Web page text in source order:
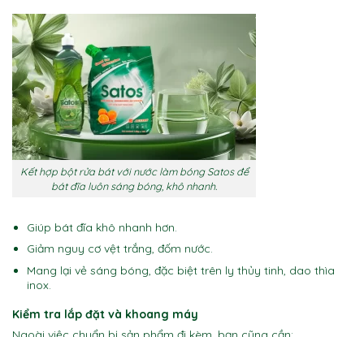
Kết hợp bột rửa bát với nước làm bóng Satos để
bát đĩa luôn sáng bóng, khô nhanh.
Giúp bát đĩa khô nhanh hơn.
Giảm nguy cơ vệt trắng, đốm nước.
Mang lại vẻ sáng bóng, đặc biệt trên ly thủy tinh, dao thìa
inox.
Kiểm tra lắp đặt và khoang máy